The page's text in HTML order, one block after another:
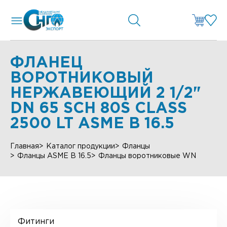
ФЛАНЕЦ
ВОРОТНИКОВЫЙ
НЕРЖАВЕЮЩИЙ 2 1/2"
DN 65 SCH 80S CLASS
2500 LT ASME B 16.5
Главная Каталог продукции
Фланцы
Фланцы ASME B 16.5
Фланцы воротниковые WN
Фитинги